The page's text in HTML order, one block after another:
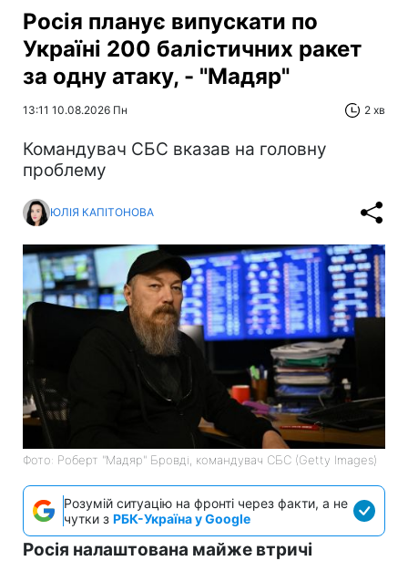
Росія планує випускати по
Україні 200 балістичних ракет
за одну атаку, - "Мадяр"
13:11 10.08.2026 Пн 2 хв
Командувач СБС вказав на головну
проблему
ЮЛІЯ КАПІТОНОВА
Фото: Роберт "Мадяр" Бровді, командувач СБС (Getty Images)
Розумій ситуацію на фронті через факти, а не
чутки з РБК-Україна у Google
Росія налаштована майже втричі